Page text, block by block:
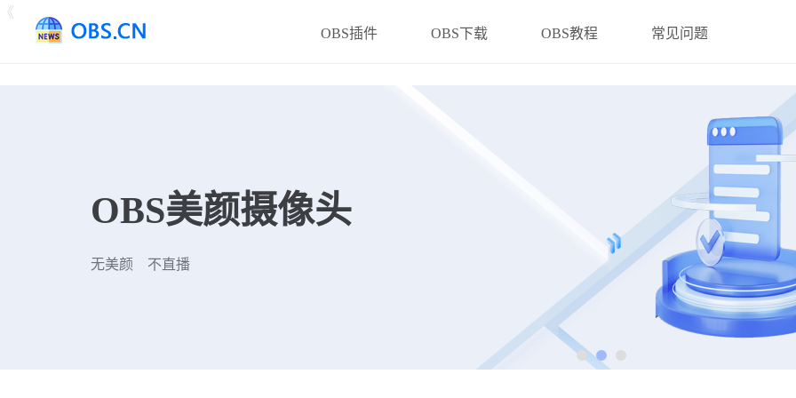
《
OBS插件
OBS下载 OBS教程 常见问题
OBS美颜摄像头
无美颜 不直播